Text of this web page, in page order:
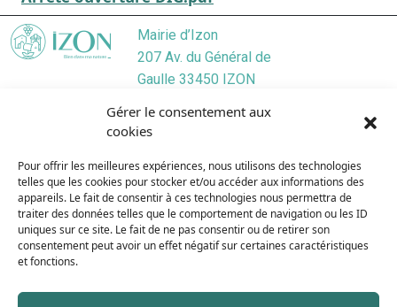
Gérer le consentement aux
cookies
Pour offrir les meilleures expériences, nous utilisons des technologies
telles que les cookies pour stocker et/ou accéder aux informations des
appareils. Le fait de consentir à ces technologies nous permettra de
traiter des données telles que le comportement de navigation ou les ID
uniques sur ce site. Le fait de ne pas consentir ou de retirer son
consentement peut avoir un effet négatif sur certaines caractéristiques
et fonctions.
Mairie d’Izon
207 Av. du Général de
Gaulle 33450 IZON
05 57 55 45 46
Lundi/ 9:00–12:30, 13:30–17:30
Mardi/ 9:00–12:3O, 13:3O–19:00
Mercredi/ 9:00–12:30, 13:30–17:30
Jeudi/ 9:00–12:30, 13:30–17:30
Vendredi/ 9:00–12:30, 13:30–17:30
Dimanche